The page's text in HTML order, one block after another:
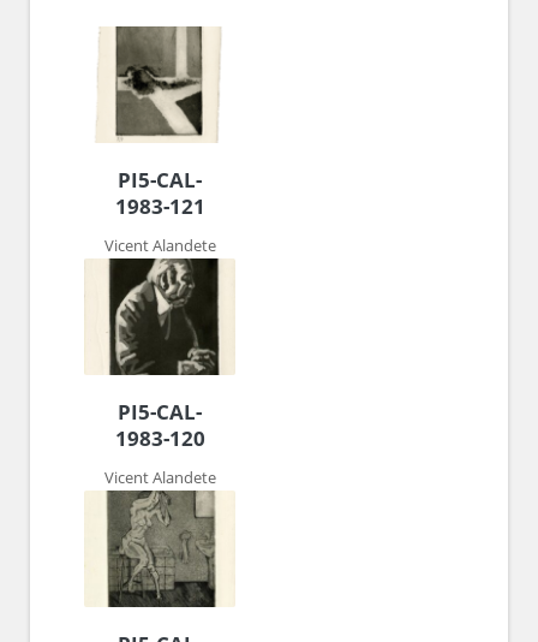
PI5-CAL-
1983-121
Vicent Alandete
PI5-CAL-
1983-120
Vicent Alandete